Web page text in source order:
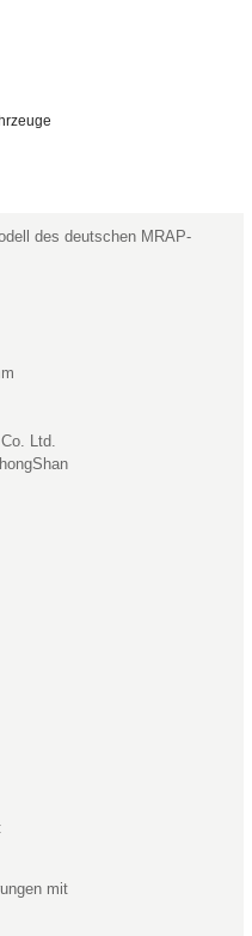
des deutschen MRAP-
Ltd.
:
mit